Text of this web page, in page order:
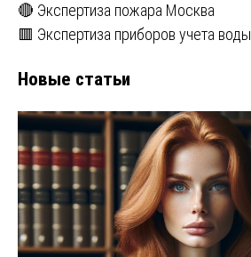
🔴 Экспертиза пожара Москва
🟥 Экспертиза приборов учета воды
Новые статьи